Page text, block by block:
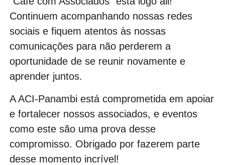
Continuem acompanhando nossas redes
sociais e fiquem atentos às nossas
comunicações para não perderem a
oportunidade de se reunir novamente e
aprender juntos.
A ACI-Panambi está comprometida em apoiar
e fortalecer nossos associados, e eventos
como este são uma prova desse
compromisso. Obrigado por fazerem parte
desse momento incrível!